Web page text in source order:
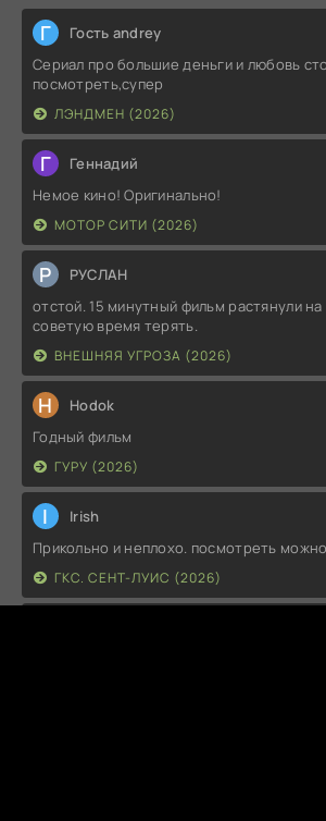
Г Гость andrey
Сериал про большие деньги и любовь
посмотреть,супер
ЛЭНДМЕН (2026)
Г Геннадий
Немое кино! Оригинально!
МОТОР СИТИ (2026)
Р РУСЛАН
отстой. 15 минутный фильм растянули на
советую время терять.
ВНЕШНЯЯ УГРОЗА (2026)
H Hodok
Годный фильм
ГУРУ (2026)
I Irish
Прикольно и неплохо. посмотреть
ГКС. СЕНТ-ЛУИС (2026)